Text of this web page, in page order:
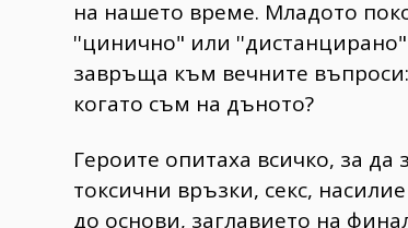
на нашето време. Младото
''цинично" или
завръща към вечните
когато съм на дъното?
​Героите опитаха всичко, за
токсични връзки, секс,
до основи, заглавието на